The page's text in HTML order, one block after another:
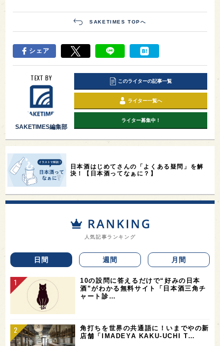
SAKETIMES TOPへ
シェア
TEXT BY
SAKETIMES編集部
このライターの記事一覧
ライター一覧へ
ライター募集中！
日本酒はじめてさんの「よくある疑問」を解
決！【日本酒ってなぁに？】
人気記事ランキング
日間 週間 月間
10の設問に答えるだけで“好みの日本
酒”がわかる無料サイト「日本酒三角チ
ャート診…
角打ちを世界の共通語に！いまでやの新
店舗「IMADEYA KAKU-UCHI T…